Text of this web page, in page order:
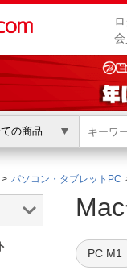
の商品
ン
パソコン・タブレットPC
PC M1